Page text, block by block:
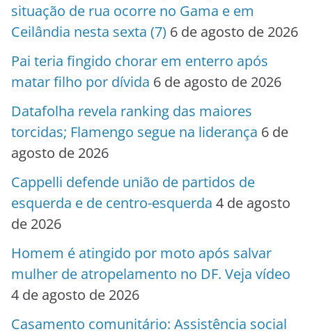
situação de rua ocorre no Gama e em
Ceilândia nesta sexta (7) 6 de agosto de 2026
Pai teria fingido chorar em enterro após
matar filho por dívida 6 de agosto de 2026
Datafolha revela ranking das maiores
torcidas; Flamengo segue na liderança 6 de
agosto de 2026
Cappelli defende união de partidos de
esquerda e de centro-esquerda 4 de agosto
de 2026
Homem é atingido por moto após salvar
mulher de atropelamento no DF. Veja vídeo
4 de agosto de 2026
Casamento comunitário: Assistência social